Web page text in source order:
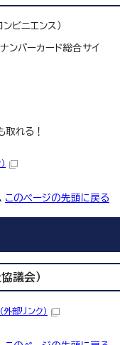
ビニエンス）
ンバーカード総合サイ
取れる！
このページの先頭に戻る
議会）
（外部リンク）